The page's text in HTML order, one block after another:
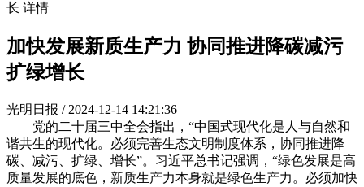
长 详情
加快发展新质生产力 协同推进降碳减污
扩绿增长
光明日报 / 2024-12-14 14:21:36
党的二十届三中全会指出，“中国式现代化是人与自然和
谐共生的现代化。必须完善生态文明制度体系，协同推进降
碳、减污、扩绿、增长”。习近平总书记强调，“绿色发展是高
质量发展的底色，新质生产力本身就是绿色生产力。必须加快